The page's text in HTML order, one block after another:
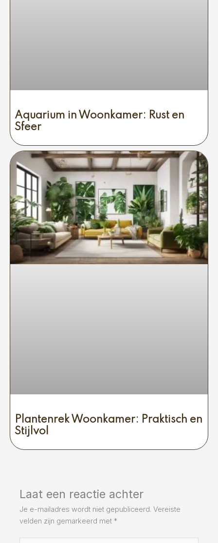
Aquarium in Woonkamer: Rust en
Sfeer
Plantenrek Woonkamer: Praktisch en
Stijlvol
Laat een reactie achter
Je e-mailadres wordt niet gepubliceerd. Vereiste
velden zijn gemarkeerd met *